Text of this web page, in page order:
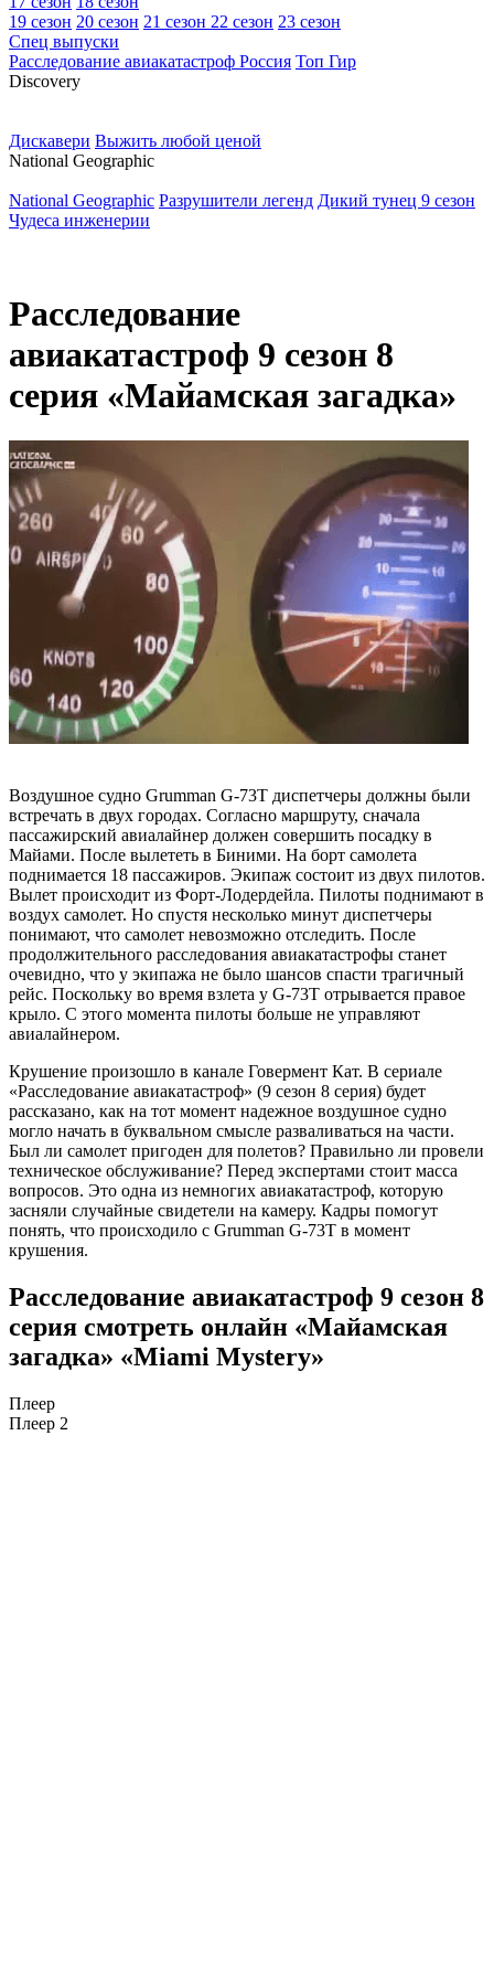
19 сезон 20 сезон 21 сезон 22 сезон 23 сезон
Спец выпуски
Расследование авиакатастроф Россия Топ Гир
Discovery
Дискавери Выжить любой ценой
National Geographic
National Geographic Разрушители легенд Дикий тунец 9 сезон
Чудеса инженерии
Расследование
авиакатастроф 9 сезон 8
серия «Майамская загадка»
Воздушное судно Grumman G-73T диспетчеры должны были
встречать в двух городах. Согласно маршруту, сначала
пассажирский авиалайнер должен совершить посадку в
Майами. После вылететь в Биними. На борт самолета
поднимается 18 пассажиров. Экипаж состоит из двух пилотов.
Вылет происходит из Форт-Лодердейла. Пилоты поднимают в
воздух самолет. Но спустя несколько минут диспетчеры
понимают, что самолет невозможно отследить. После
продолжительного расследования авиакатастрофы станет
очевидно, что у экипажа не было шансов спасти трагичный
рейс. Поскольку во время взлета у G-73T отрывается правое
крыло. С этого момента пилоты больше не управляют
авиалайнером.
Крушение произошло в канале Говермент Кат. В сериале
«Расследование авиакатастроф» (9 сезон 8 серия) будет
рассказано, как на тот момент надежное воздушное судно
могло начать в буквальном смысле разваливаться на части.
Был ли самолет пригоден для полетов? Правильно ли провели
техническое обслуживание? Перед экспертами стоит масса
вопросов. Это одна из немногих авиакатастроф, которую
засняли случайные свидетели на камеру. Кадры помогут
понять, что происходило с Grumman G-73T в момент
крушения.
Расследование авиакатастроф 9 сезон 8
серия смотреть онлайн «Майамская
загадка» «Miami Mystery»
Плеер
Плеер 2